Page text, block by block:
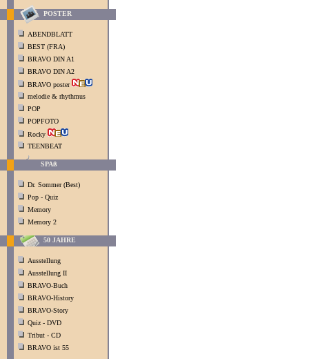
POSTER
ABENDBLATT
BEST (FRA)
BRAVO DIN A1
BRAVO DIN A2
BRAVO poster
melodie & rhythmus
POP
POPFOTO
Rocky
TEENBEAT
SPAß
Dr. Sommer (Best)
Pop - Quiz
Memory
Memory 2
50 JAHRE
Ausstellung
Ausstellung II
BRAVO-Buch
BRAVO-History
BRAVO-Story
Quiz - DVD
Tribut - CD
BRAVO ist 55